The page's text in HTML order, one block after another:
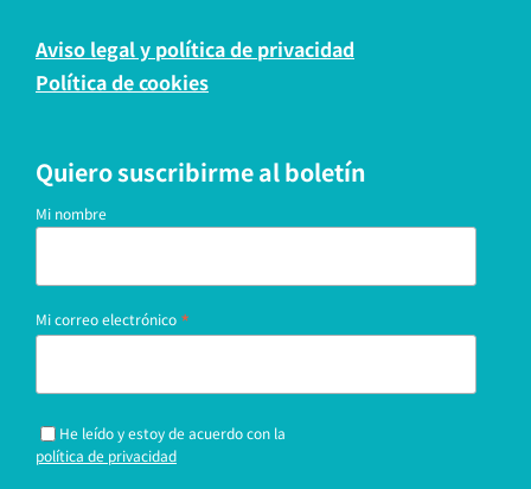
Aviso legal y política de privacidad
Política de cookies
Quiero suscribirme al boletín
Mi nombre
Mi correo electrónico *
He leído y estoy de acuerdo con la
política de privacidad